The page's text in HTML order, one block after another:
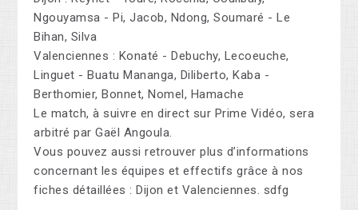
Ngouyamsa - Pi, Jacob, Ndong, Soumaré - Le
Bihan, Silva
Valenciennes : Konaté - Debuchy, Lecoeuche,
Linguet - Buatu Mananga, Diliberto, Kaba -
Berthomier, Bonnet, Nomel, Hamache
Le match, à suivre en direct sur Prime Vidéo, sera
arbitré par Gaël Angoula.
Vous pouvez aussi retrouver plus d’informations
concernant les équipes et effectifs grâce à nos
fiches détaillées : Dijon et Valenciennes. sdfg